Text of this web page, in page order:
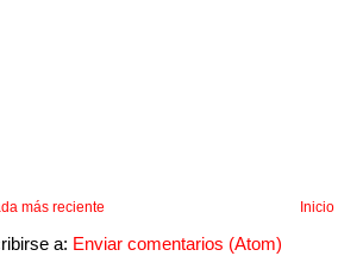
más reciente Inicio
a: Enviar comentarios (Atom)